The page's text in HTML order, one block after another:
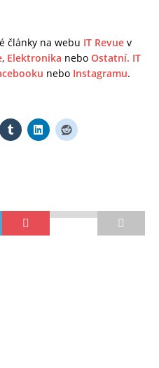
články na webu IT Revue v
, Elektronika nebo Ostatní. IT
nebo Instagramu.